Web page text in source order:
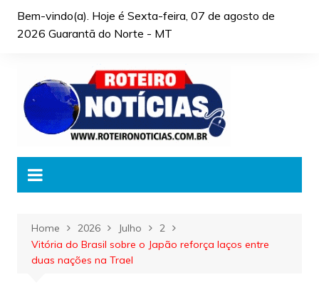
Bem-vindo(a). Hoje é Sexta-feira, 07 de agosto de
2026 Guarantã do Norte - MT
Home 2026 Julho
2
Vitória do Brasil sobre o Japão reforça laços entre
duas nações na Trael